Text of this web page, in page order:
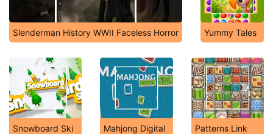
Slenderman History WWII Faceless Horror Yummy Tales
Snowboard Ski Mahjong Digital Patterns Link